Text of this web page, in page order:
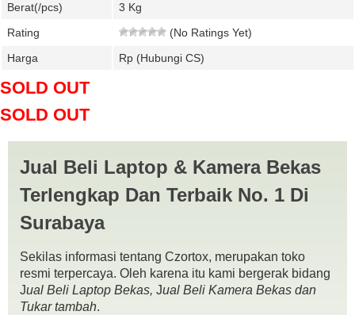
Berat(/pcs)
3 Kg
Rating
(No Ratings Yet)
Harga
Rp (Hubungi CS)
SOLD OUT
SOLD OUT
Jual Beli Laptop & Kamera Bekas
Terlengkap Dan Terbaik No. 1 Di
Surabaya
Sekilas informasi tentang Czortox, merupakan toko
resmi terpercaya. Oleh karena itu kami bergerak bidang
Jual Beli Laptop Bekas, Jual Beli Kamera Bekas dan
Tukar tambah.